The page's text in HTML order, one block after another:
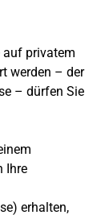
auf privatem
werden – der
– dürfen Sie
Ihre
erhalten,